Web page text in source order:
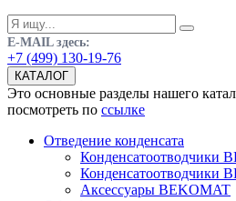
E-MAIL здесь:
+7 (499) 130-19-76
КАТАЛОГ
Это основные разделы нашего
посмотреть по ссылке
Отведение конденсата
Конденсатоотводчики
Конденсатоотводчики
Аксессуары BEKOMAT